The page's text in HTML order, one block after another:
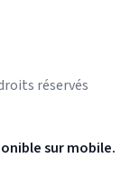
réservés
sur mobile.